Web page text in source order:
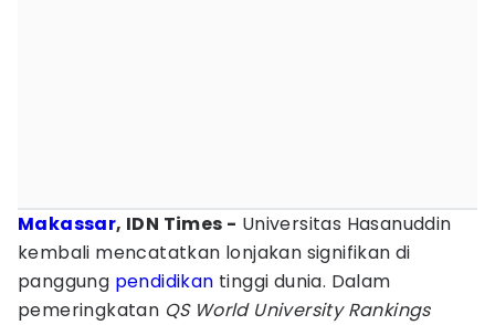
Makassar, IDN Times - Universitas Hasanuddin
kembali mencatatkan lonjakan signifikan di
panggung pendidikan tinggi dunia. Dalam
pemeringkatan QS World University Rankings